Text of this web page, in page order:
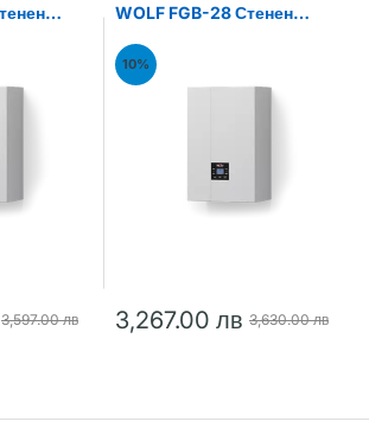
3,597.00 лв
WOLF FGB-28 Стенен
28kW
10%
3,267.00 лв 3,630.00 лв